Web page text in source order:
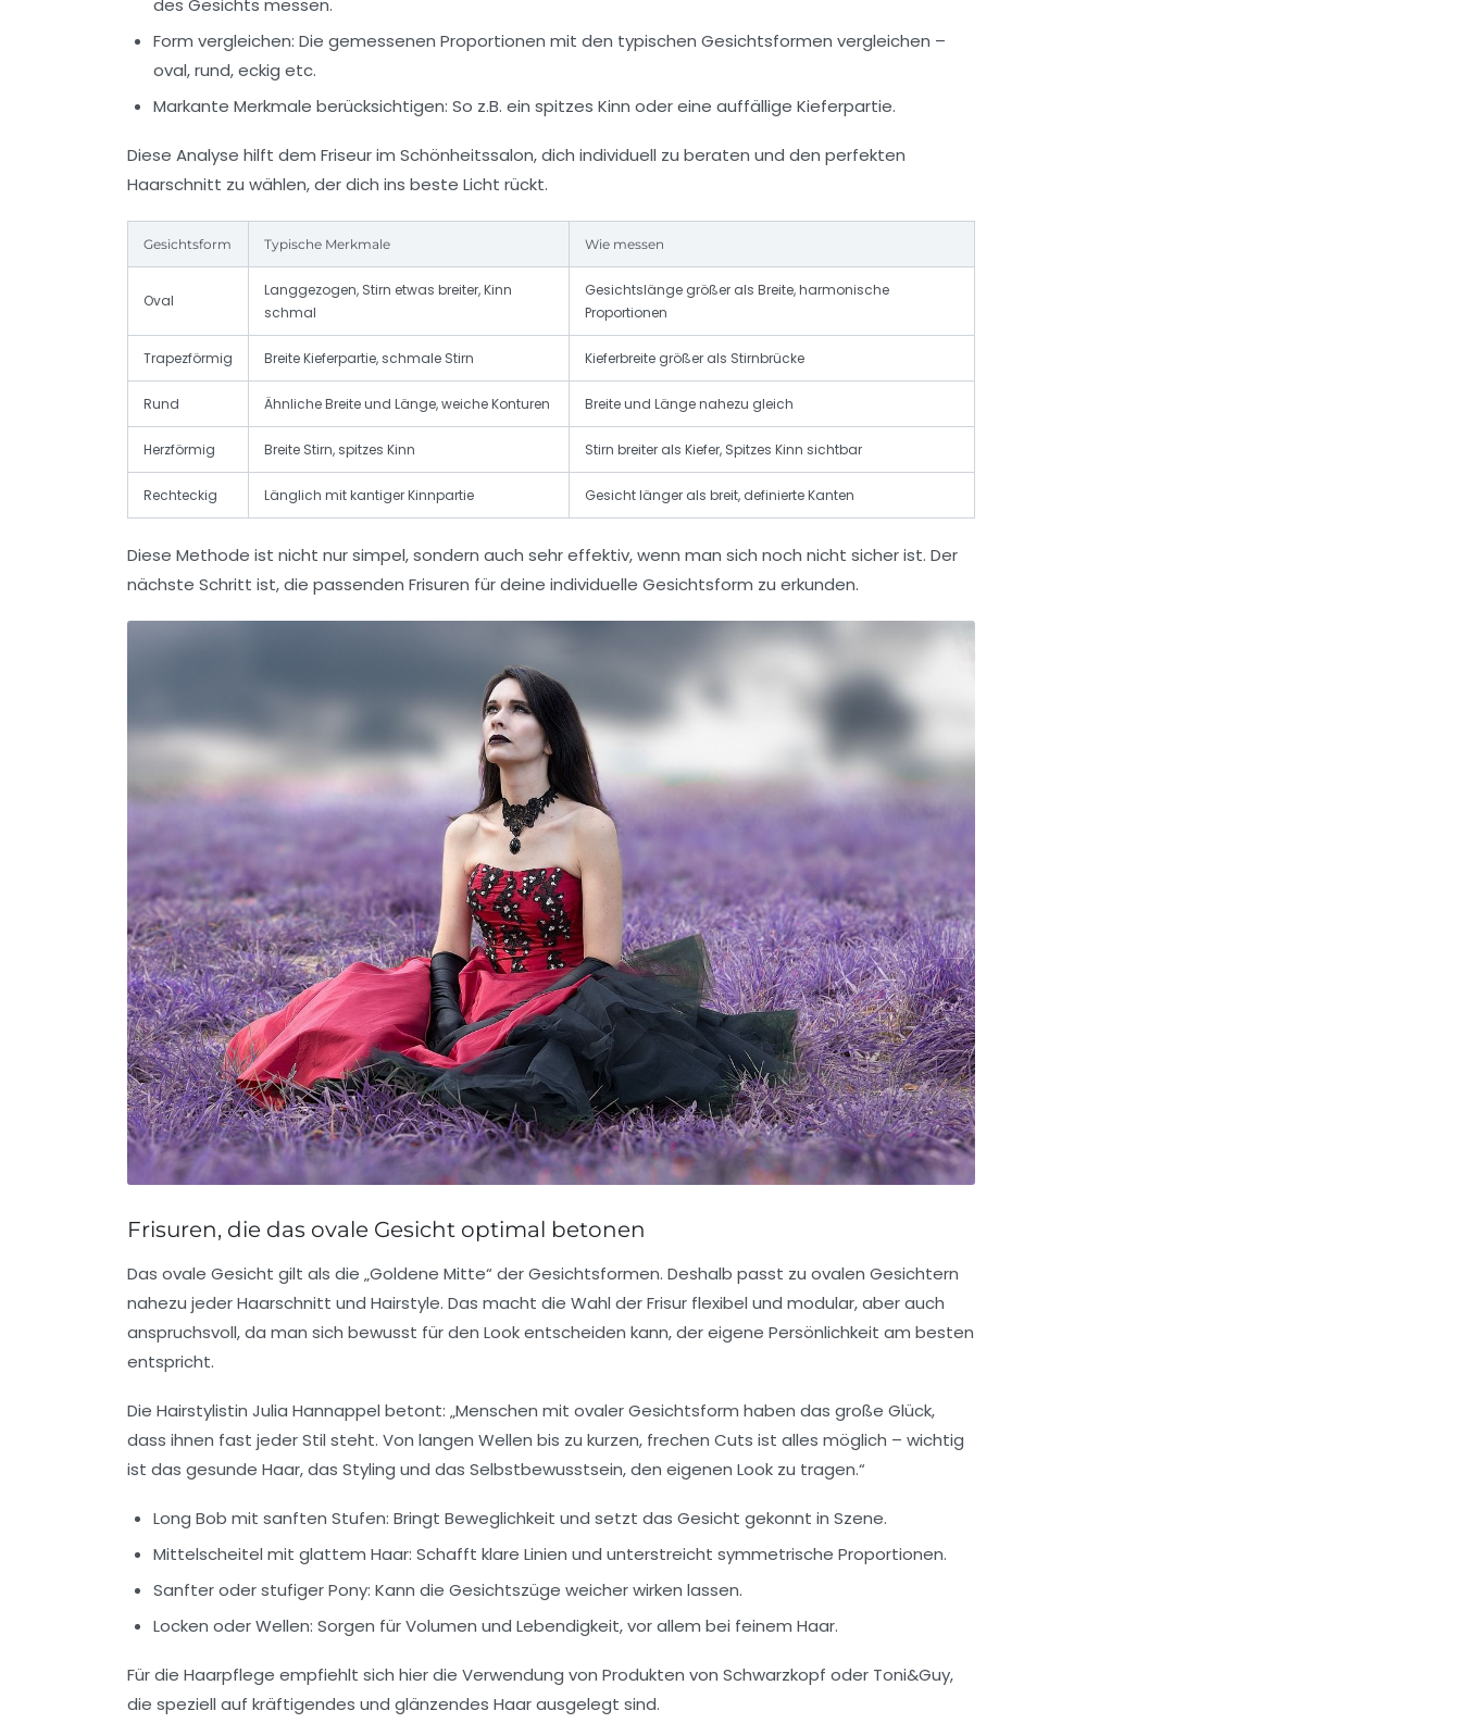
Form vergleichen: Die gemessenen Proportionen mit den typischen Gesichtsformen vergleichen –
oval, rund, eckig etc.
Markante Merkmale berücksichtigen: So z.B. ein spitzes Kinn oder eine auffällige Kieferpartie.
Diese Analyse hilft dem Friseurim Schönheitssalon, dich individuell zu beraten und den perfekten
Haarschnitt zu wählen, der dich ins beste Licht rückt.
Gesichtsform Typische Merkmale Wie messen
Oval
Langgezogen, Stirn etwas breiter, Kinn
schmal
Gesichtslänge größer als Breite, harmonische
Proportionen
Trapezförmig Breite Kieferpartie, schmale Stirn Kieferbreite größer als Stirnbrücke
Rund Ähnliche Breite und Länge, weiche Konturen Breite und Länge nahezu gleich
Herzförmig Breite Stirn, spitzes Kinn Stirn breiter als Kiefer, Spitzes Kinn sichtbar
Rechteckig Länglich mit kantiger Kinnpartie Gesicht länger als breit, definierte Kanten
Diese Methode ist nicht nur simpel, sondern auch sehr effektiv, wenn man sich noch nicht sicher ist. Der
nächste Schritt ist, die passenden Frisuren für deine individuelle Gesichtsform zu erkunden.
Frisuren, die das ovale Gesicht optimal betonen
Das ovale Gesicht gilt als die „Goldene Mitte“ der Gesichtsformen. Deshalb passt zu ovalen Gesichtern
nahezu jeder Haarschnitt und Hairstyle. Das macht die Wahl der Frisur flexibel und modular, aber auch
anspruchsvoll, da man sich bewusst für den Look entscheiden kann, der eigene Persönlichkeit am besten
entspricht.
Die Hairstylistin Julia Hannappel betont: „Menschen mit ovaler Gesichtsform haben das große Glück,
dass ihnen fast jeder Stil steht. Von langen Wellen bis zu kurzen, frechen Cuts ist alles möglich – wichtig
ist das gesunde Haar, das Styling und das Selbstbewusstsein, den eigenen Look zu tragen.“
Long Bob mit sanften Stufen: Bringt Beweglichkeit und setzt das Gesicht gekonnt in Szene.
Mittelscheitel mit glattem Haar: Schafft klare Linien und unterstreicht symmetrische Proportionen.
Sanfter oder stufiger Pony: Kann die Gesichtszüge weicher wirken lassen.
Locken oder Wellen: Sorgen für Volumen und Lebendigkeit, vor allem bei feinem Haar.
Für die Haarpflege empfiehlt sich hier die Verwendung von Produkten von Schwarzkopf oder Toni&Guy,
die speziell auf kräftigendes und glänzendes Haar ausgelegt sind.